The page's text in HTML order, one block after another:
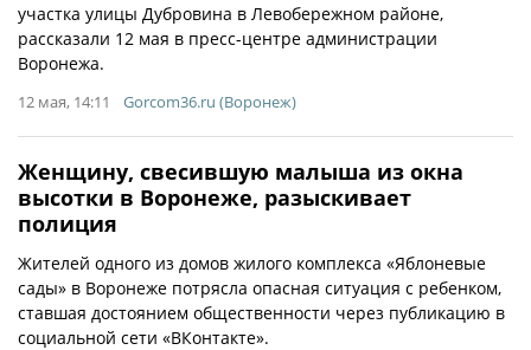
участка улицы Дубровина в Левобережном районе,
рассказали 12 мая в пресс-центре администрации
Воронежа.
12 мая, 14:11 Gorcom36.ru (Воронеж)
Женщину, свесившую малыша из окна
высотки в Воронеже, разыскивает
полиция
Жителей одного из домов жилого комплекса «Яблоневые
сады» в Воронеже потрясла опасная ситуация с ребенком,
ставшая достоянием общественности через публикацию в
социальной сети «ВКонтакте».